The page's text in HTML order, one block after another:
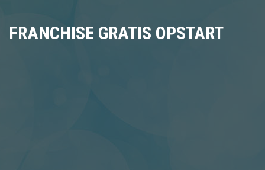
FRANCHISE GRATIS OPSTART